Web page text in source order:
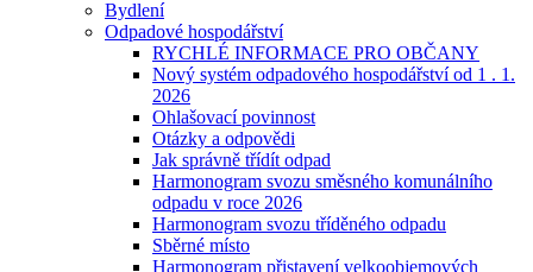
Bydlení
Odpadové hospodářství
RYCHLÉ INFORMACE PRO OBČANY
Nový systém odpadového hospodářství od 1 . 1.
2026
Ohlašovací povinnost
Otázky a odpovědi
Jak správně třídít odpad
Harmonogram svozu směsného komunálního
odpadu v roce 2026
Harmonogram svozu tříděného odpadu
Sběrné místo
Harmonogram přistavení velkoobjemových